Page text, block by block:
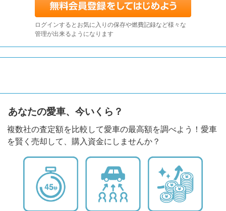
ログインするとお気に入りの保存や燃費記録など様々な
管理が出来るようになります
あなたの愛車、今いくら？
複数社の査定額を比較して愛車の最高額を調べよう！愛車
を賢く売却して、購入資金にしませんか？